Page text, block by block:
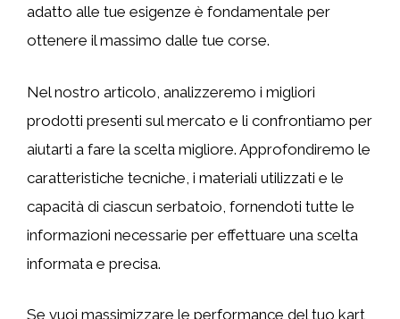
adatto alle tue esigenze è fondamentale per
ottenere il massimo dalle tue corse.
Nel nostro articolo, analizzeremo i migliori
prodotti presenti sul mercato e li confrontiamo per
aiutarti a fare la scelta migliore. Approfondiremo le
caratteristiche tecniche, i materiali utilizzati e le
capacità di ciascun serbatoio, fornendoti tutte le
informazioni necessarie per effettuare una scelta
informata e precisa.
Se vuoi massimizzare le performance del tuo kart